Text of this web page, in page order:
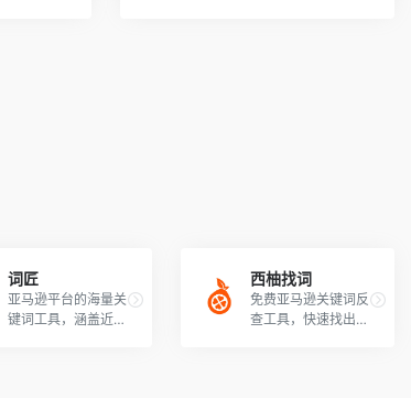
词匠
亚马逊平台的海量关
键词工具，涵盖近2
西柚找词
免费亚马逊关键词反
查工具，快速找出A